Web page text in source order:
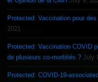
Protected: Vaccination pour
2021
Protected: Vaccination COVID
de plusieurs co-morbités ? July
Protected: COVID-19-